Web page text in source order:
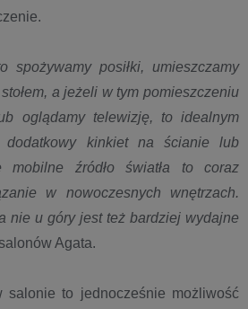
spożywamy posiłki, umieszczamy
a jeżeli w tym pomieszczeniu
oglądamy telewizję, to idealnym
dodatkowy kinkiet na ścianie lub
mobilne źródło światła to coraz
w nowoczesnych wnętrzach.
nie u góry jest też bardziej wydajne
Agata.
salonie to jednocześnie możliwość